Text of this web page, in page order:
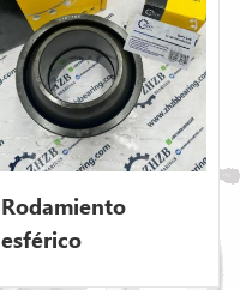
Rodamiento
esférico